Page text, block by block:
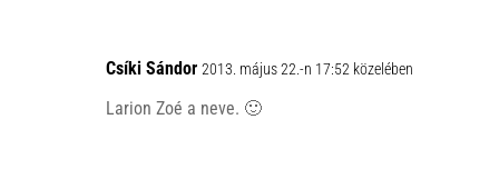
Csíki Sándor 2013. május 22.-n 17:52 közelében
Larion Zoé a neve. 🙂